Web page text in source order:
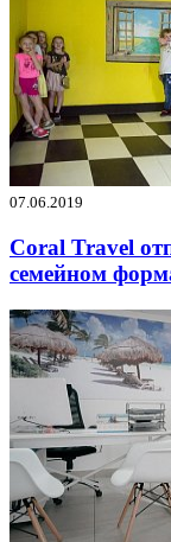
07.06.2019
Coral Travel
семейном